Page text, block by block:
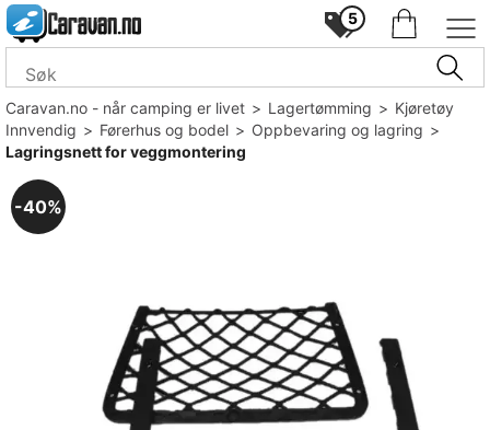
5
Caravan.no - når camping er livet>Lagertømming>Kjøretøy
Innvendig>Førerhus og bodel>Oppbevaring og lagring>
Lagringsnett for veggmontering
40%